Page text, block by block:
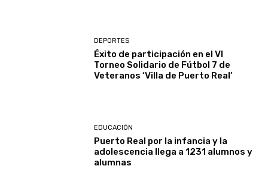
DEPORTES
Éxito de participación en el VI
Torneo Solidario de Fútbol 7 de
Veteranos ‘Villa de Puerto Real’
EDUCACIÓN
Puerto Real por la infancia y la
adolescencia llega a 1231 alumnos y
alumnas